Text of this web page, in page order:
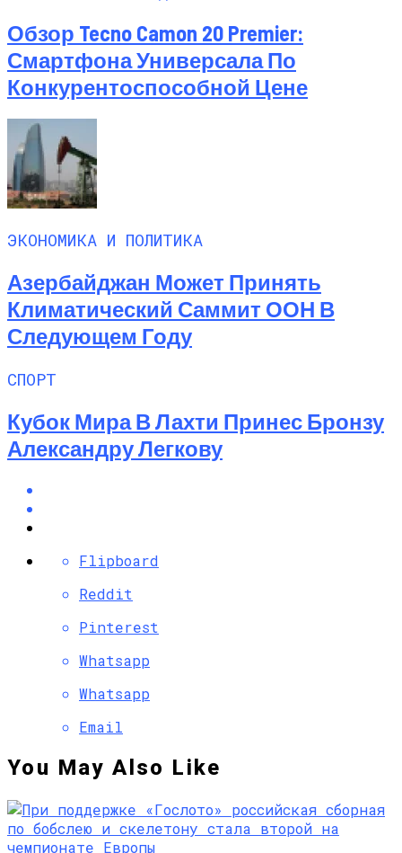
Обзор Tecno Camon 20 Premier:
Смартфона Универсала По
Конкурентоспособной Цене
ЭКОНОМИКА И ПОЛИТИКА
Азербайджан Может Принять
Климатический Саммит ООН В
Следующем Году
СПОРТ
Кубок Мира В Лахти Принес Бронзу
Александру Легкову
Flipboard
Reddit
Pinterest
Whatsapp
Whatsapp
Email
You May Also Like